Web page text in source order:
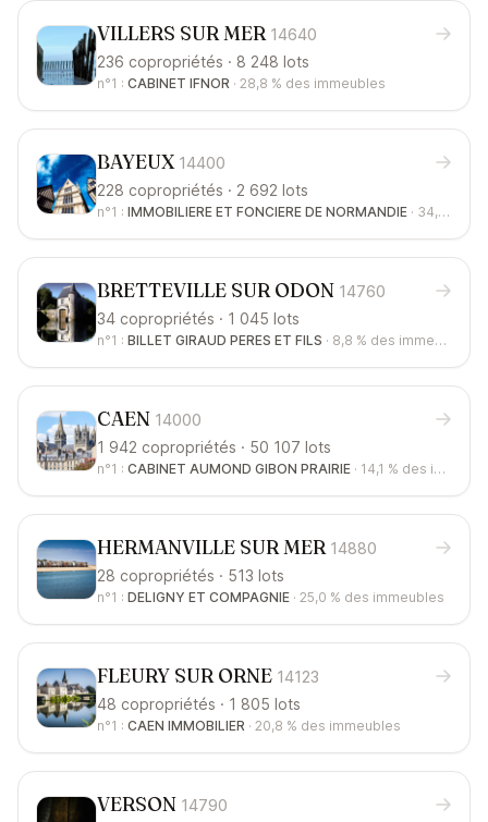
VILLERS SUR MER 14640
236 copropriétés · 8 248 lots
n°1 : CABINET IFNOR · 28,8 % des immeubles
BAYEUX 14400
228 copropriétés · 2 692 lots
n°1 : IMMOBILIERE ET FONCIERE DE NORMANDIE · 34,6 %
BRETTEVILLE SUR ODON 14760
34 copropriétés · 1 045 lots
n°1 : BILLET GIRAUD PERES ET FILS · 8,8 % des immeubles
CAEN 14000
1 942 copropriétés · 50 107 lots
n°1 : CABINET AUMOND GIBON PRAIRIE · 14,1 % des immeubles
HERMANVILLE SUR MER 14880
28 copropriétés · 513 lots
n°1 : DELIGNY ET COMPAGNIE · 25,0 % des immeubles
FLEURY SUR ORNE 14123
48 copropriétés · 1 805 lots
n°1 : CAEN IMMOBILIER · 20,8 % des immeubles
VERSON 14790